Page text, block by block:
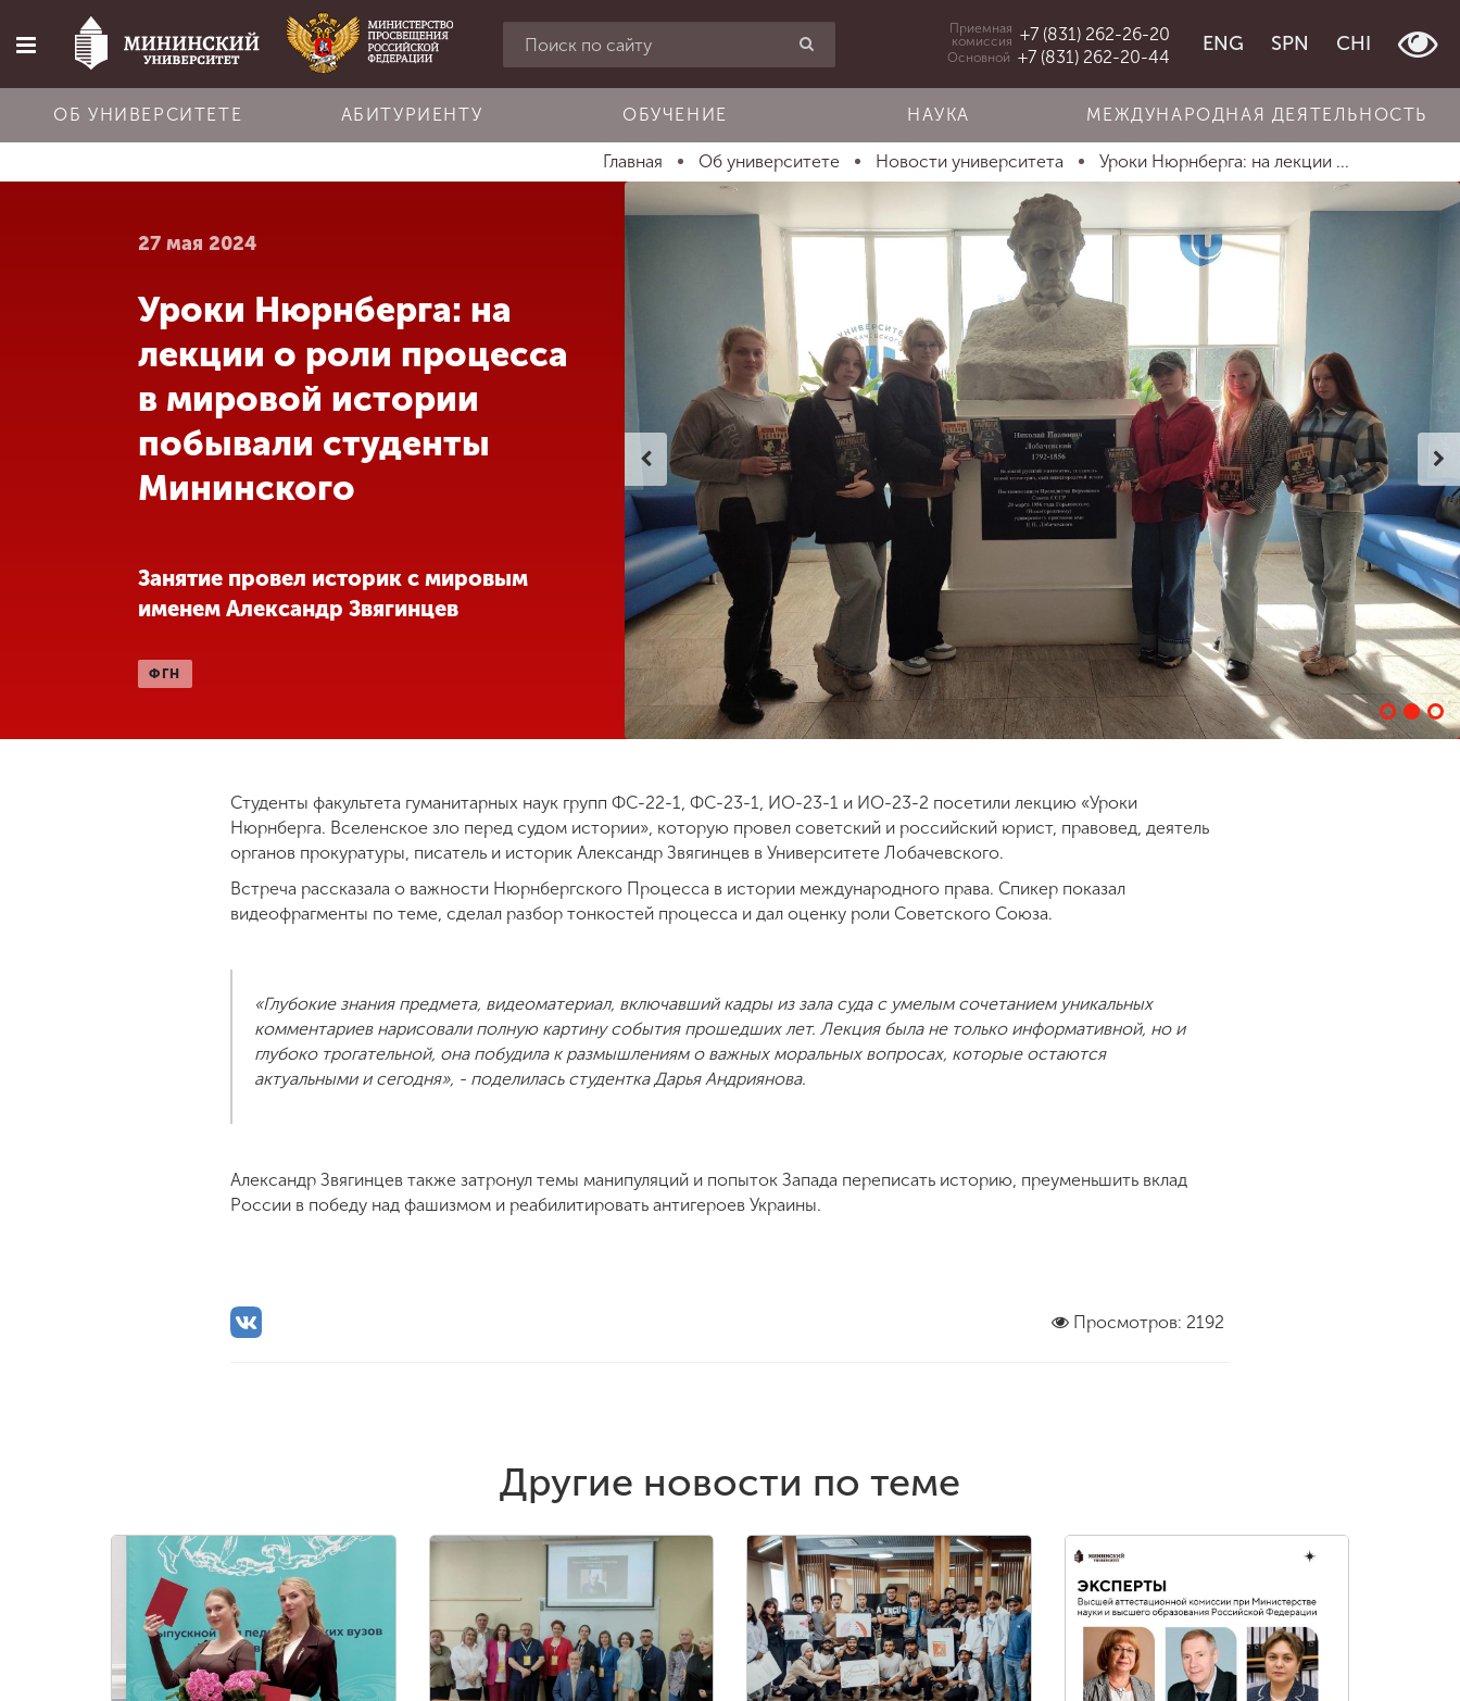
Главная
Об университете
Абитуриенту
Обучение
Другие виды
Приемная
комиссия +7 (831) 262-26-20
Основной +7 (831) 262-20-44
ENG SPN CHI
ОБ УНИВЕРСИТЕТЕ АБИТУРИЕНТУ ОБУЧЕНИЕ НАУКА МЕЖДУНАРОДНАЯ ДЕЯТЕЛЬНОСТЬ
Главная Об университете Новости университета Уроки Нюрнберга: на лекции ...
27 мая 2024
Уроки Нюрнберга: на
лекции о роли процесса
в мировой истории
побывали студенты
Мининского
Занятие провел историк с мировым
именем Александр Звягинцев
ФГН
Студенты факультета гуманитарных наук групп ФС-22-1, ФС-23-1, ИО-23-1 и ИО-23-2 посетили лекцию «Уроки
Нюрнберга. Вселенское зло перед судом истории», которую провел советский и российский юрист, правовед, деятель
органов прокуратуры, писатель и историк Александр Звягинцев в Университете Лобачевского.
Встреча рассказала о важности Нюрнбергского Процесса в истории международного права. Спикер показал
видеофрагменты по теме, сделал разбор тонкостей процесса и дал оценку роли Советского Союза.
«Глубокие знания предмета, видеоматериал, включавший кадры из зала суда с умелым сочетанием уникальных
комментариев нарисовали полную картину события прошедших лет. Лекция была не только информативной, но и
глубоко трогательной, она побудила к размышлениям о важных моральных вопросах, которые остаются
актуальными и сегодня», - поделилась студентка Дарья Андриянова.
Александр Звягинцев также затронул темы манипуляций и попыток Запада переписать историю, преуменьшить вклад
России в победу над фашизмом и реабилитировать антигероев Украины.
Просмотров: 2192
Другие новости по теме